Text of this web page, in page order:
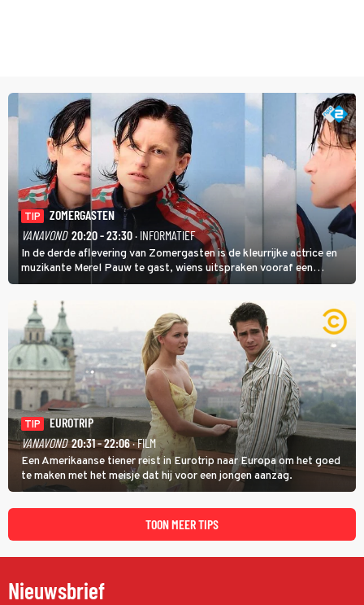
TIP
ZOMERGASTEN
VANAVOND 20:20 - 23:30· INFORMATIEF
In de derde aflevering van Zomergasten is de kleurrijke actrice en
muzikante Merel Pauw te gast, wiens uitspraken vooraf een
boeiende avond beloven: 'Mijn ideale televisieavond is zoals mijn
identiteit: grenzeloos, absurd en vol angsten'.
TIP
EUROTRIP
VANAVOND 20:31 - 22:06· FILM
Een Amerikaanse tiener reist in Eurotrip naar Europa om het goed
te maken met het meisje dat hij voor een jongen aanzag.
TOON MEER TIPS
Nieuwsbrief